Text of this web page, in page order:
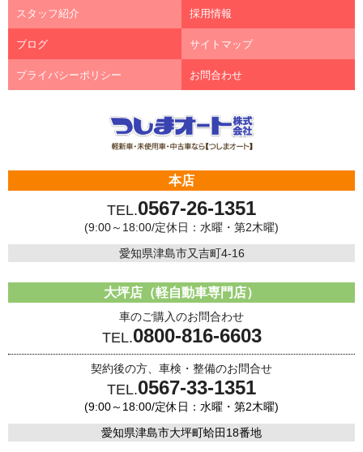
スタッフ紹介 採用情報
ブログ サイトマップ
プライバシーポリシー お問合わせ
本店
TEL.0567-26-1351
(9:00～18:00/定休日：水曜・第2木曜)
愛知県津島市又吉町4-16
大坪店（軽自動車専門店）
車のご購入のお問合わせ
TEL.0800-816-6603
契約後の方、車検・整備のお問合せ
TEL.0567-33-1351
(9:00～18:00/定休日：水曜・第2木曜)
愛知県津島市大坪町蛤田18番地